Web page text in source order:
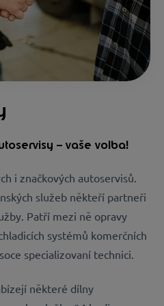
– vaše volba!
i značkových autoservisů.
služeb někteří partneři
Patří mezi ně opravy
systémů komerčních
specializovaní technici.
některé dílny